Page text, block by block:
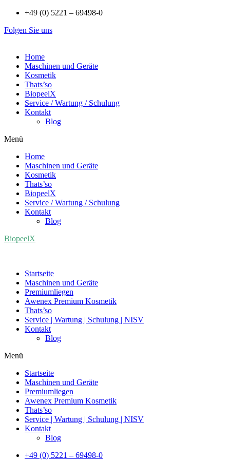
Zum
wechseln
+49 (0) 5221 – 69498-0
Folgen Sie uns
Home
Maschinen und Geräte
Kosmetik
Thats’so
BiopeelX
Service / Wartung / Schulung
Kontakt
Blog
Menü
Home
Maschinen und Geräte
Kosmetik
Thats’so
BiopeelX
Service / Wartung / Schulung
Kontakt
Blog
BiopeelX
Startseite
Maschinen und Geräte
Premiumliegen
Awenex Premium Kosmetik
Thats’so
Service | Wartung | Schulung | NISV
Kontakt
Blog
Menü
Startseite
Maschinen und Geräte
Premiumliegen
Awenex Premium Kosmetik
Thats’so
Service | Wartung | Schulung | NISV
Kontakt
Blog
+49 (0) 5221 – 69498-0